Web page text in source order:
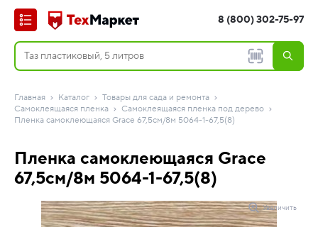
8 (800) 302-75-97
Главная Каталог
Товары для сада и ремонта
Самоклеящаяся пленка
Самоклеящаяся пленка под дерево
Пленка самоклеющаяся Grace 67,5см/8м 5064-1-67,5(8)
Пленка самоклеющаяся Grace
67,5см/8м 5064-1-67,5(8)
Увеличить